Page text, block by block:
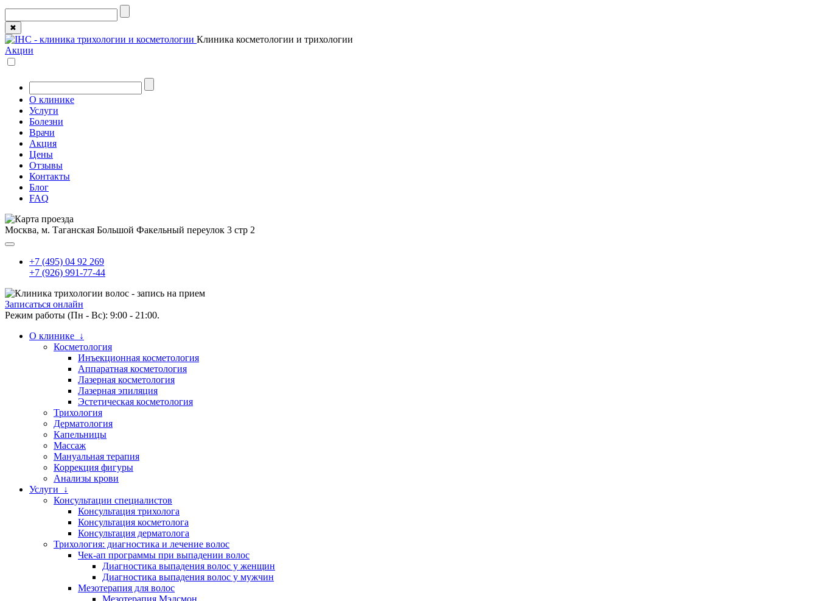
✖
Клиника косметологии и трихологии
Акции
О клинике
Услуги
Болезни
Врачи
Акция
Цены
Отзывы
Контакты
Блог
FAQ
Москва, м. Таганская Большой Факельный переулок 3 стр 2
+7 (495) 04 92 269
+7 (926) 991-77-44
Записаться онлайн
Режим работы (Пн - Вс): 9:00 - 21:00.
О клинике ↓
Косметология
Инъекционная косметология
Аппаратная косметология
Лазерная косметология
Лазерная эпиляция
Эстетическая косметология
Трихология
Дерматология
Капельницы
Массаж
Мануальная терапия
Коррекция фигуры
Анализы крови
Услуги ↓
Консультации специалистов
Консультация трихолога
Консультация косметолога
Консультация дерматолога
Трихология: диагностика и лечение волос
Чек-ап программы при выпадении волос
Диагностика выпадения волос у женщин
Диагностика выпадения волос у мужчин
Мезотерапия для волос
Мезотерапия Мэлсмон